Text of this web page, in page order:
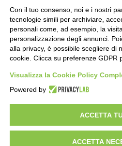
Stop alla linea
nel pieno
1 giorno fa
Grande
Madonna della
2 giorni fa
Visibileweb - IT03270560802
Con il tuo consenso, noi e i nostri
tecnologie simili per archiviare,
personali come, ad esempio, la
personalizzazione degli annunci.
alla privacy, è possibile scegliere di
cookie. Clicca su preferenze GDPR
Visualizza la Cookie Policy
Powered by
ACCETTA
ACCETTA